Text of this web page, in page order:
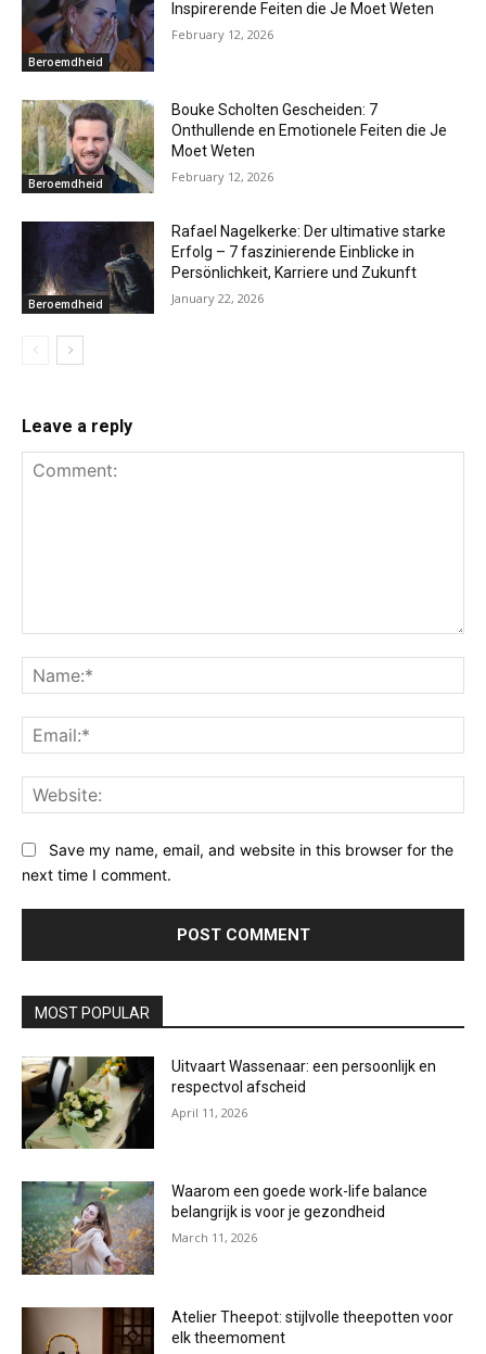
Beroemdheid
Inspirerende Feiten die Je Moet Weten
February 12, 2026
Beroemdheid
Bouke Scholten Gescheiden: 7
Onthullende en Emotionele Feiten die Je
Moet Weten
February 12, 2026
Beroemdheid
Rafael Nagelkerke: Der ultimative starke
Erfolg – 7 faszinierende Einblicke in
Persönlichkeit, Karriere und Zukunft
January 22, 2026
Leave a reply
Save my name, email, and website in this browser for the
next time I comment.
MOST POPULAR
Uitvaart Wassenaar: een persoonlijk en
respectvol afscheid
April 11, 2026
Waarom een goede work-life balance
belangrijk is voor je gezondheid
March 11, 2026
Atelier Theepot: stijlvolle theepotten voor
elk theemoment